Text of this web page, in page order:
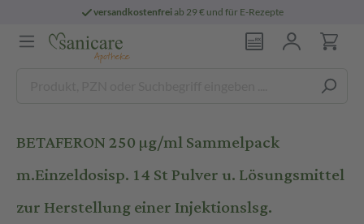
versandkostenfreiab 29 € und für E-Rezepte
BETAFERON 250 µg/ml Sammelpack
m.Einzeldosisp. 14 St Pulver u. Lösungsmittel
zur Herstellung einer Injektionslsg.